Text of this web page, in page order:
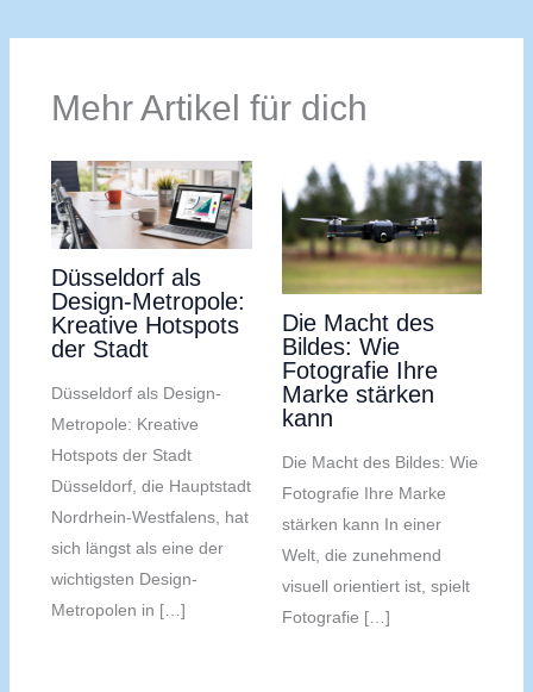
Mehr Artikel für dich
Düsseldorf als
Design-Metropole:
Kreative Hotspots
der Stadt
Düsseldorf als Design-
Metropole: Kreative
Hotspots der Stadt
Düsseldorf, die Hauptstadt
Nordrhein-Westfalens, hat
sich längst als eine der
wichtigsten Design-
Metropolen in […]
Die Macht des
Bildes: Wie
Fotografie Ihre
Marke stärken
kann
Die Macht des Bildes: Wie
Fotografie Ihre Marke
stärken kann In einer
Welt, die zunehmend
visuell orientiert ist, spielt
Fotografie […]